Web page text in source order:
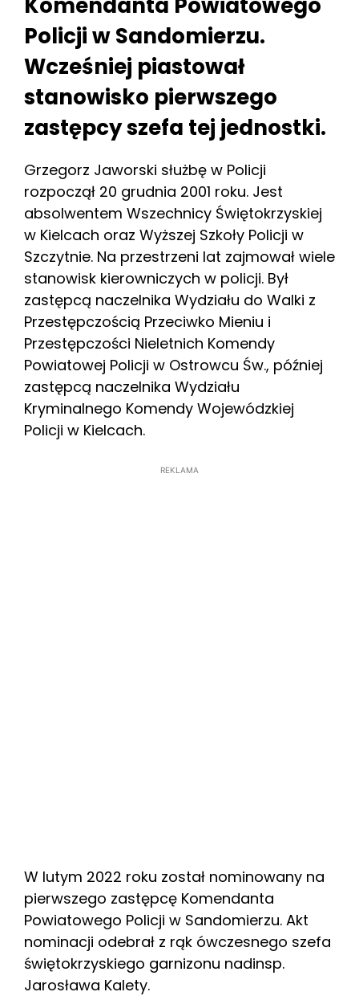
Policji w Sandomierzu.
Wcześniej piastował
stanowisko pierwszego
zastępcy szefa tej jednostki.
Grzegorz Jaworski służbę w Policji
rozpoczął 20 grudnia 2001 roku. Jest
absolwentem Wszechnicy Świętokrzyskiej
w Kielcach oraz Wyższej Szkoły Policji w
Szczytnie. Na przestrzeni lat zajmował wiele
stanowisk kierowniczych w policji. Był
zastępcą naczelnika Wydziału do Walki z
Przestępczością Przeciwko Mieniu i
Przestępczości Nieletnich Komendy
Powiatowej Policji w Ostrowcu Św., później
zastępcą naczelnika Wydziału
Kryminalnego Komendy Wojewódzkiej
Policji w Kielcach.
REKLAMA
W lutym 2022 roku został nominowany na
pierwszego zastępcę Komendanta
Powiatowego Policji w Sandomierzu. Akt
nominacji odebrał z rąk ówczesnego szefa
świętokrzyskiego garnizonu nadinsp.
Jarosława Kalety.